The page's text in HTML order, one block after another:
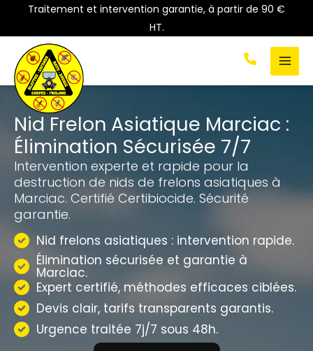
contenu
Traitement et intervention garantie, à partir de 90 €
HT.
Nid Frelon Asiatique Marciac :
Élimination Sécurisée 7/7
Intervention experte et rapide pour la
destruction de nids de frelons asiatiques à
Marciac. Certifié Certibiocide. Sécurité
garantie.
Nid frelons asiatiques : intervention rapide.
Élimination sécurisée et garantie à
Marciac.
Expert certifié, méthodes efficaces ciblées.
Devis clair, tarifs transparents garantis.
Urgence traitée 7j/7 sous 48h.